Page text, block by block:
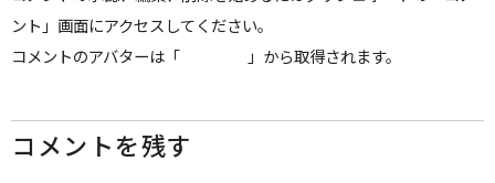
ント」画面にアクセスしてください。
コメントのアバターは「
」から取得されます。
コメントを残す